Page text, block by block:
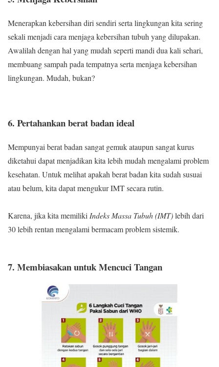
Menerapkan kebersihan diri sendiri serta lingkungan kita sering
sekali menjadi cara menjaga kebersihan tubuh yang dilupakan.
Awalilah dengan hal yang mudah seperti mandi dua kali sehari,
membuang sampah pada tempatnya serta menjaga kebersihan
lingkungan. Mudah, bukan?
6. Pertahankan berat badan ideal
Mempunyai berat badan sangat gemuk ataupun sangat kurus
diketahui dapat menjadikan kita lebih mudah mengalami problem
kesehatan. Untuk melihat apakah berat badan kita sudah susuai
atau belum, kita dapat mengukur IMT secara rutin.
Karena, jika kita memiliki Indeks Massa Tubuh (IMT)lebih dari
30 lebih rentan mengalami bermacam problem sistemik.
7. Membiasakan untuk Mencuci Tangan